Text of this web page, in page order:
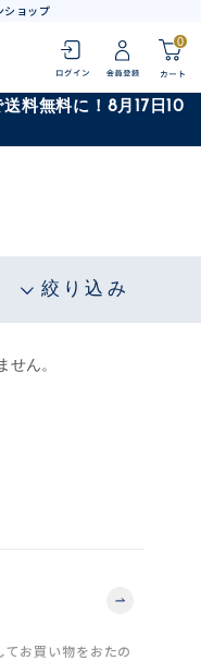
ショップ
0
料無料に！8月17日10
絞り込み
せん。
お買い物をおたの